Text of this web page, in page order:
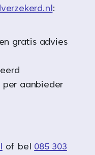
:
gratis advies
aanbieder
of bel 085 303